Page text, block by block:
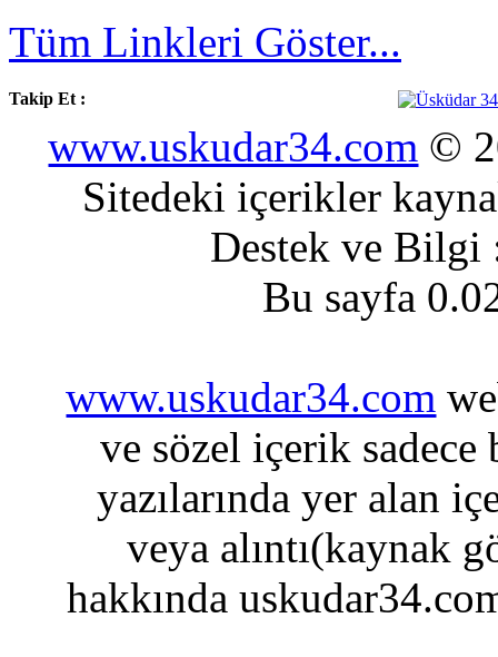
Tüm Linkleri Göster...
Takip Et :
www.uskudar34.com ©
Sitedeki içerikler
Destek ve
Bu sayfa
www.uskudar34.com
ve sözel içerik sadece
yazılarında yer alan
veya alıntı(kaynak
hakkında